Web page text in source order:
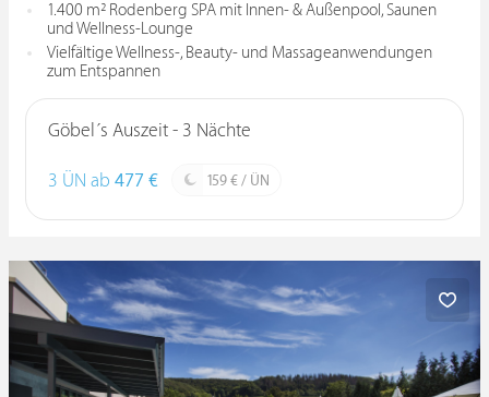
1.400 m² Rodenberg SPA mit Innen- & Außenpool, Saunen
und Wellness-Lounge
Vielfältige Wellness-, Beauty- und Massageanwendungen
zum Entspannen
Göbel´s Auszeit - 3 Nächte
3 ÜN ab 477 € 159 € / ÜN